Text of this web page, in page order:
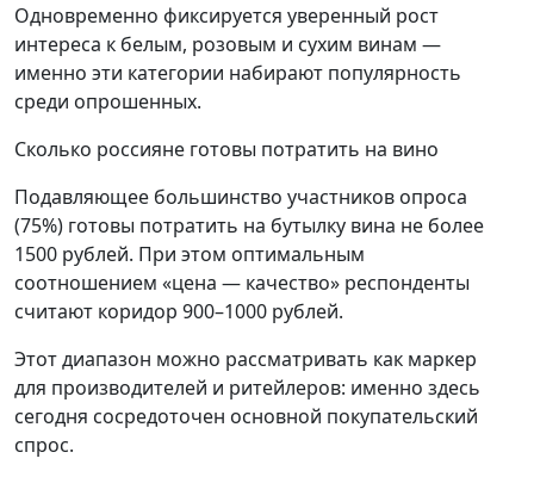
Одновременно фиксируется уверенный рост
интереса к белым, розовым и сухим винам —
именно эти категории набирают популярность
среди опрошенных.
Сколько россияне готовы потратить на вино
Подавляющее большинство участников опроса
(75%) готовы потратить на бутылку вина не более
1500 рублей. При этом оптимальным
соотношением «цена — качество» респонденты
считают коридор 900–1000 рублей.
Этот диапазон можно рассматривать как маркер
для производителей и ритейлеров: именно здесь
сегодня сосредоточен основной покупательский
спрос.